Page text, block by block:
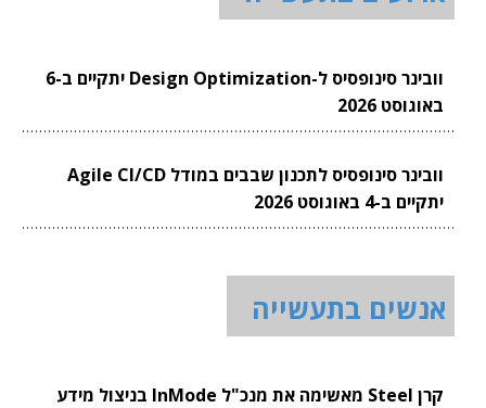
וובינר סינופסיס ל-Design Optimization יתקיים ב-6
באוגוסט 2026
וובינר סינופסיס לתכנון שבבים במודל Agile CI/CD
יתקיים ב-4 באוגוסט 2026
אנשים בתעשייה
קרן Steel מאשימה את מנכ"ל InMode בניצול מידע